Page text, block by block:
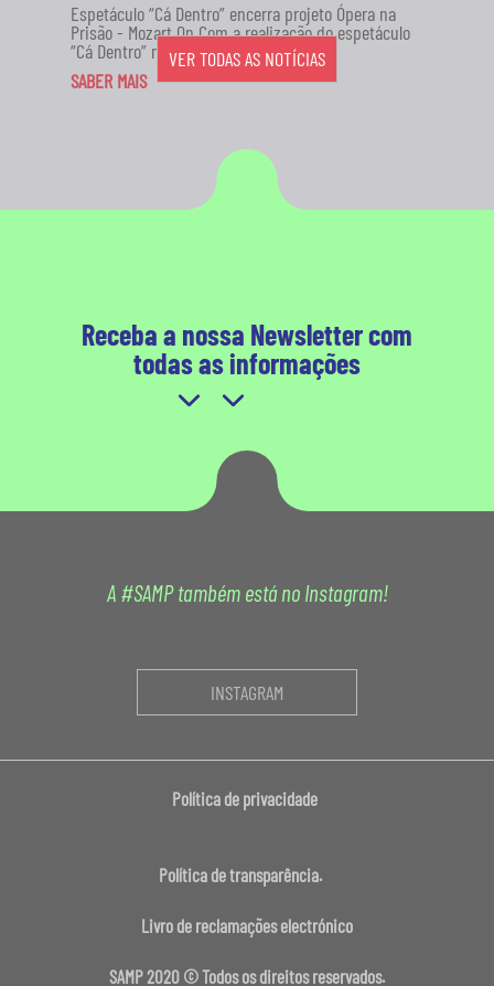
Espetáculo “Cá Dentro” encerra projeto Ópera na
Prisão - Mozart On Com a realização do espetáculo
“Cá Dentro” no...
SABER MAIS
VER TODAS AS NOTÍCIAS
Receba a nossa Newsletter com
todas as informações
A #SAMP também está no Instagram!
INSTAGRAM
Política de privacidade
Política de transparência.
Livro de reclamações electrónico
SAMP 2020 © Todos os direitos reservados.